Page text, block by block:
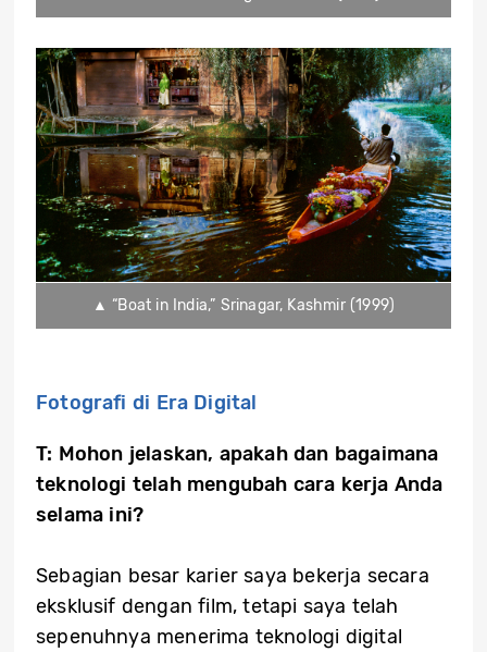
▲ “Boat in India,” Srinagar, Kashmir (1999)
Fotografi di Era Digital
T: Mohon jelaskan, apakah dan bagaimana
teknologi telah mengubah cara kerja Anda
selama ini?
Sebagian besar karier saya bekerja secara
eksklusif dengan film, tetapi saya telah
sepenuhnya menerima teknologi digital